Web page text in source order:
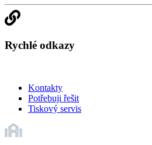
Rychlé odkazy
Kontakty
Potřebuji řešit
Tiskový servis